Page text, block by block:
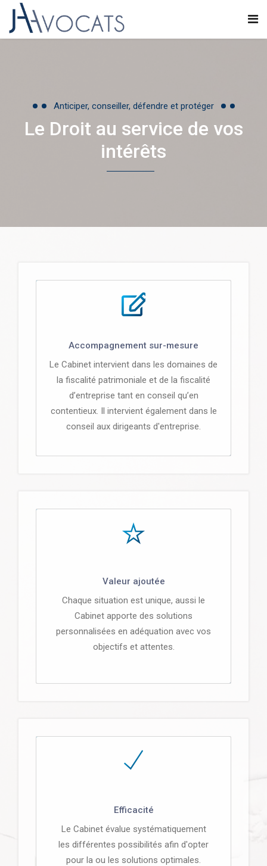
Anticiper, conseiller, défendre et protéger
Le Droit au service de vos
intérêts
Accompagnement sur-mesure
Le Cabinet intervient dans les domaines de
la fiscalité patrimoniale et de la fiscalité
d’entreprise tant en conseil qu’en
contentieux. Il intervient également dans le
conseil aux dirigeants d'entreprise.
Valeur ajoutée
Chaque situation est unique, aussi le
Cabinet apporte des solutions
personnalisées en adéquation avec vos
objectifs et attentes.
Efficacité
Le Cabinet évalue systématiquement
les différentes possibilités afin d'opter
pour la ou les solutions optimales.